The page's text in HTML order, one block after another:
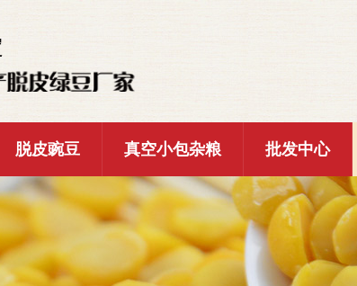
脱皮豌豆 真空小包杂粮 批发中心